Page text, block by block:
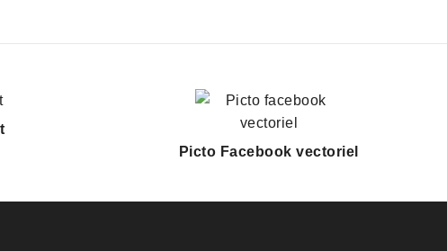
Picto Facebook vectoriel